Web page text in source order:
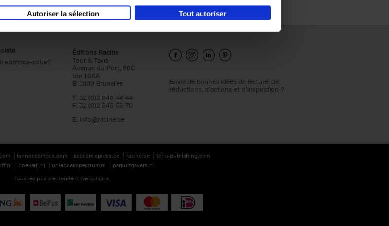
Autoriser la sélection Tout autoriser
sommes-nous?
Éditions Racine
Tour & Taxis
Avenue du Port, 86C
bte 104A
B-1000 Bruxelles
T. 32 (0)2 646 44 44
F. 32 (0)2 646 55 70
E. info@racine.be
Envie de bonnes idées de lecture, de
réductions, d’actions et d’inspiration ?
lannoocampus.com academiapress.be racine.be
terra-publishing.com
boekerij.nl unieboekspectrum.nl
parkuitgevers.nl
Tous les prix s’entendent tva compris.